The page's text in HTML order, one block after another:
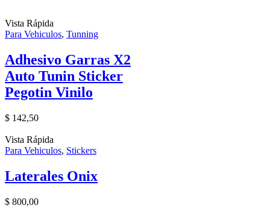
Vista Rápida
Para Vehiculos, Tunning
Adhesivo Garras X2
Auto Tunin Sticker
Pegotin Vinilo
$ 142,50
Vista Rápida
Para Vehiculos, Stickers
Laterales Onix
$ 800,00